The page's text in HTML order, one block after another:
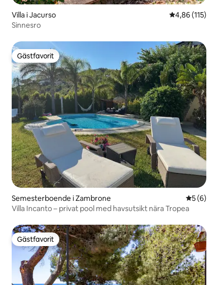
Villa i Jacurso 4,86 av 5 i
4,86 (115)
Sinnesro
Gästfavorit
Gästfavorit
Semesterboende i Zambrone 5 av 5 i
5 (6)
Villa Incanto – privat pool med havsutsikt nära Tropea
Gästfavorit
Gästfavorit